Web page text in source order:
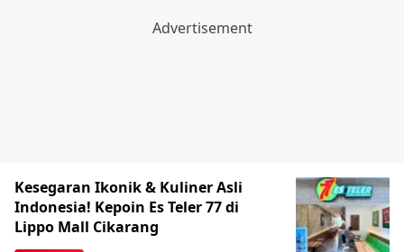
Kesegaran Ikonik & Kuliner Asli
Indonesia! Kepoin Es Teler 77 di
Lippo Mall Cikarang